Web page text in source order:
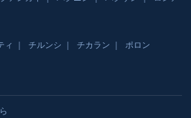
ィ チルンシ チカラン
ポロン